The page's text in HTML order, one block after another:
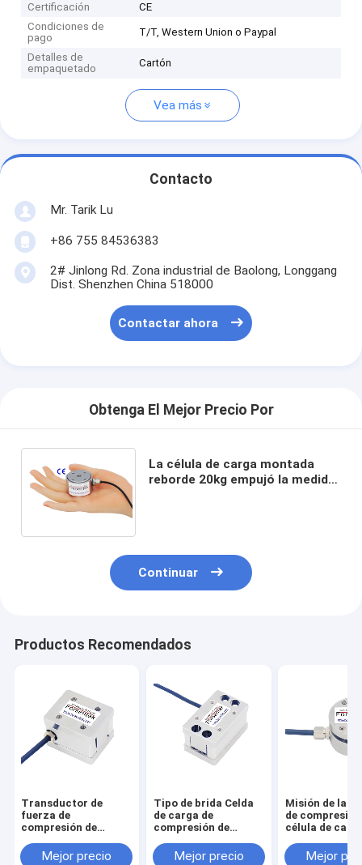
Certificación
CE
Condiciones de
pago
T/T, Western Union o Paypal
Detalles de
empaquetado
Cartón
Vea más
Contacto
Mr. Tarik Lu
+86 755 84536383
2# Jinlong Rd. Zona industrial de Baolong, Longgang
Dist. Shenzhen China 518000
Contactar ahora
Obtenga El Mejor Precio Por
La célula de carga montada
reborde 20kg empujó la medida
Continuar
Productos Recomendados
Transductor de
fuerza de
compresión de
200N 300N 500N
Mejor precio
Tipo de brida Celda
de carga de
compresión de
20kg 10kg 5kg
Mejor precio
Misión de la
de
célula de
200N 500N
Mejor